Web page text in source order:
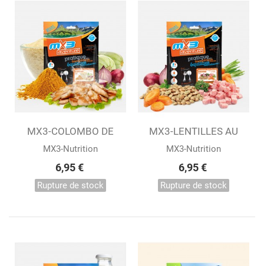
MX3-COLOMBO DE
POULET LYOPHILISÉ...
MX3-Nutrition
6,95 €
Rupture de stock
MX3-LENTILLES AU
JAMBON...
MX3-Nutrition
6,95 €
Rupture de stock